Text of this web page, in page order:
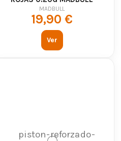
MADBULL
19,90 €
Ver